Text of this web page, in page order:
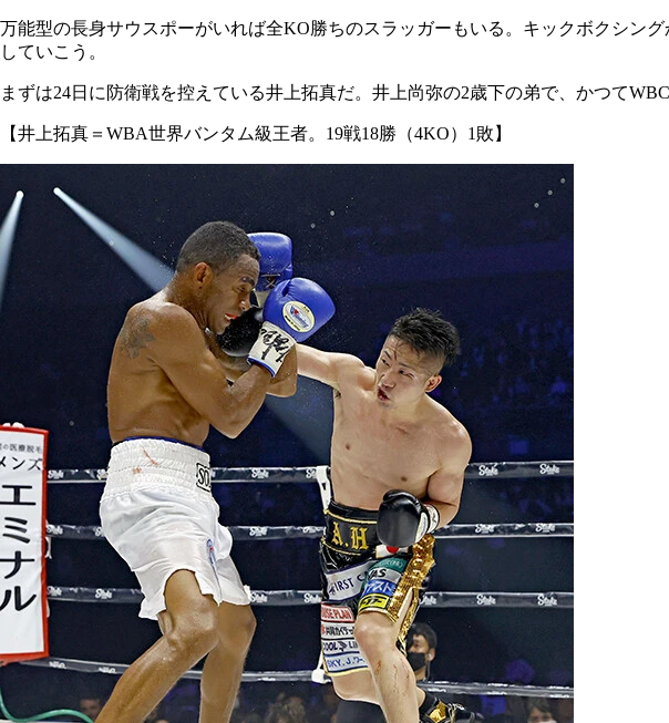
万能型の長身サウスポーがいれば全KO勝ちのスラッガーもいる。キックボクシン
していこう。
まずは24日に防衛戦を控えている井上拓真だ。井上尚弥の2歳下の弟で、かつて
【井上拓真＝WBA世界バンタム級王者。19戦18勝（4KO）1敗】